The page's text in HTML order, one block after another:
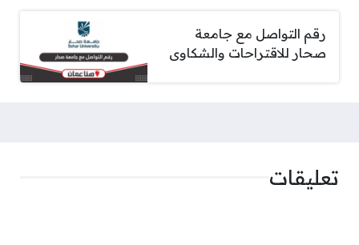
رقم التواصل مع جامعة
صحار للاقتراحات والشكاوى
تعليقات